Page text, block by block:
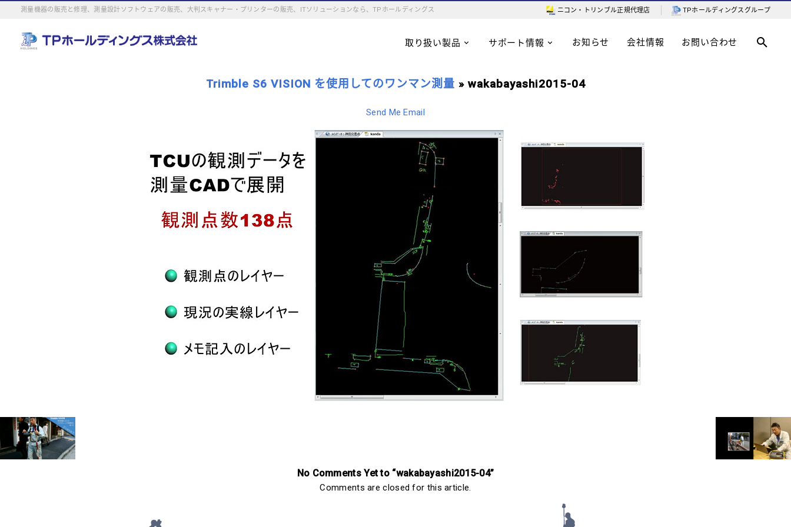
測量機器の販売と修理、測量設計ソフトウェアの販売、大判スキャナー・プリンターの販売、ITソリューションなら、TPホールディングス ニコン・トリンブル正規代理店 TPホールディングスグループ
取り扱い製品 サポート情報 お知らせ 会社情報 お問い合わせ
Trimble S6 VISION を使用してのワンマン測量 » wakabayashi2015-04
Send Me Email
No Comments Yet to “wakabayashi2015-04”
Comments are closed for this article.